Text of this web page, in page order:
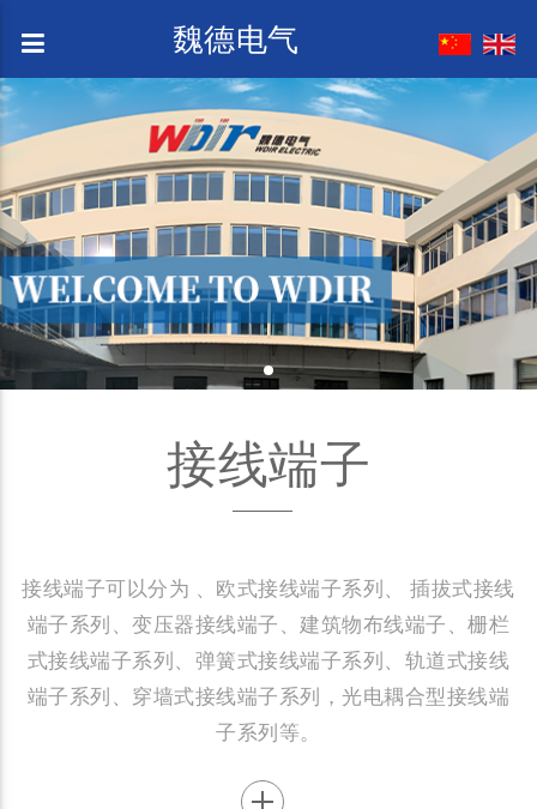
魏德电气
接线端子
接线端子可以分为 、欧式接线端子系列、 插拔式接线
端子系列、变压器接线端子、建筑物布线端子、栅栏
式接线端子系列、弹簧式接线端子系列、轨道式接线
端子系列、穿墙式接线端子系列，光电耦合型接线端
子系列等。